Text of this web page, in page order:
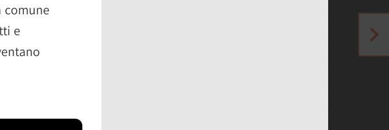
comune
e